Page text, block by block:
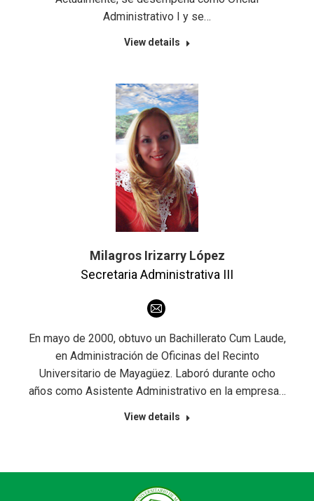
Administrativo I y se…
View details
Milagros Irizarry López
Secretaria Administrativa III
En mayo de 2000, obtuvo un Bachillerato Cum Laude,
en Administración de Oficinas del Recinto
Universitario de Mayagüez. Laboró durante ocho
años como Asistente Administrativo en la empresa…
E-
mail
View details